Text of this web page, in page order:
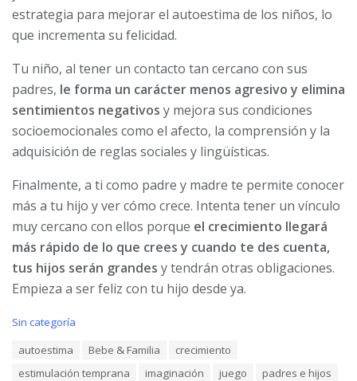
estrategia para mejorar el autoestima de los niños, lo
que incrementa su felicidad.
Tu niño, al tener un contacto tan cercano con sus
padres, le forma un carácter menos agresivo y elimina
sentimientos negativos y mejora sus condiciones
socioemocionales como el afecto, la comprensión y la
adquisición de reglas sociales y lingüísticas.
Finalmente, a ti como padre y madre te permite conocer
más a tu hijo y ver cómo crece. Intenta tener un vínculo
muy cercano con ellos porque el crecimiento llegará
más rápido de lo que crees y cuando te des cuenta,
tus hijos serán grandes y tendrán otras obligaciones.
Empieza a ser feliz con tu hijo desde ya.
C
Sin categoría
autoestima Bebe & Familia
crecimiento
estimulación temprana
imaginación juego
padres e hijos